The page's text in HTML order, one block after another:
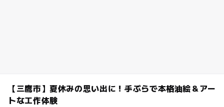
【三鷹市】夏休みの思い出に！手ぶらで本格油絵＆アー
トな工作体験